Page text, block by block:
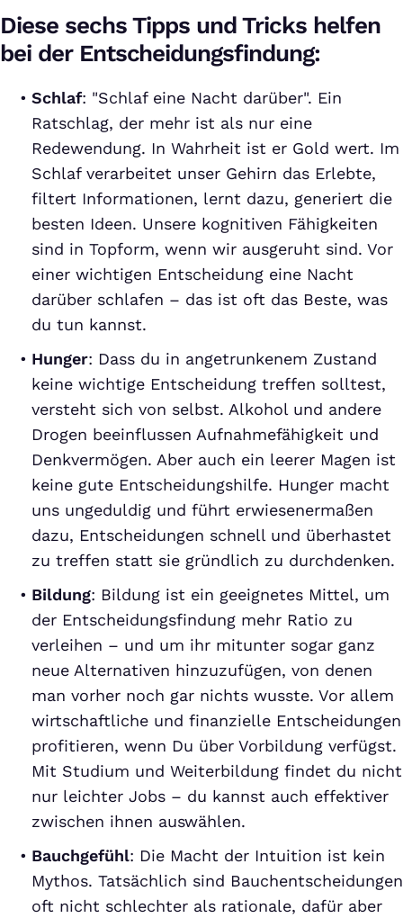
Diese sechs Tipps und Tricks helfen
bei der Entscheidungsfindung:
Schlaf: "Schlaf eine Nacht darüber". Ein
Ratschlag, der mehr ist als nur eine
Redewendung. In Wahrheit ist er Gold wert. Im
Schlaf verarbeitet unser Gehirn das Erlebte,
filtert Informationen, lernt dazu, generiert die
besten Ideen. Unsere kognitiven Fähigkeiten
sind in Topform, wenn wir ausgeruht sind. Vor
einer wichtigen Entscheidung eine Nacht
darüber schlafen – das ist oft das Beste, was
du tun kannst.
Hunger: Dass du in angetrunkenem Zustand
keine wichtige Entscheidung treffen solltest,
versteht sich von selbst. Alkohol und andere
Drogen beeinflussen Aufnahmefähigkeit und
Denkvermögen. Aber auch ein leerer Magen ist
keine gute Entscheidungshilfe. Hunger macht
uns ungeduldig und führt erwiesenermaßen
dazu, Entscheidungen schnell und überhastet
zu treffen statt sie gründlich zu durchdenken.
Bildung: Bildung ist ein geeignetes Mittel, um
der Entscheidungsfindung mehr Ratio zu
verleihen – und um ihr mitunter sogar ganz
neue Alternativen hinzuzufügen, von denen
man vorher noch gar nichts wusste. Vor allem
wirtschaftliche und finanzielle Entscheidungen
profitieren, wenn Du über Vorbildung verfügst.
Mit Studium und Weiterbildung findet du nicht
nur leichter Jobs – du kannst auch effektiver
zwischen ihnen auswählen.
Bauchgefühl: Die Macht der Intuition ist kein
Mythos. Tatsächlich sind Bauchentscheidungen
oft nicht schlechter als rationale, dafür aber